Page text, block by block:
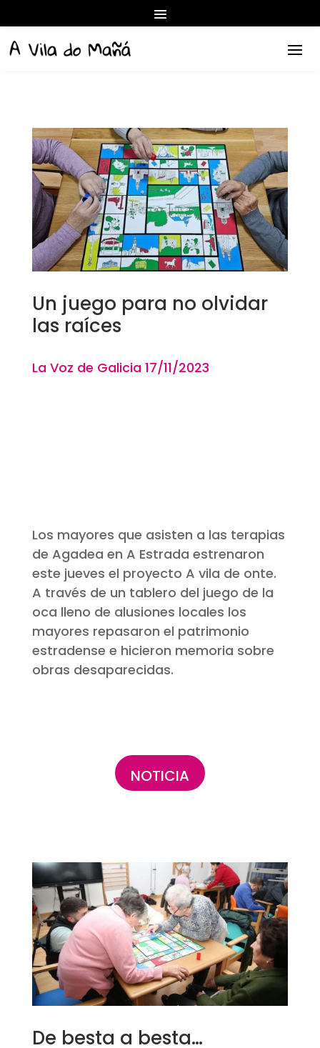
Un juego para no olvidar
las raíces
La Voz de Galicia 17/11/2023
Los mayores que asisten a las terapias
de Agadea en A Estrada estrenaron
este jueves el proyecto A vila de onte.
A través de un tablero del juego de la
oca lleno de alusiones locales los
mayores repasaron el patrimonio
estradense e hicieron memoria sobre
obras desaparecidas.
NOTICIA
De besta a besta…